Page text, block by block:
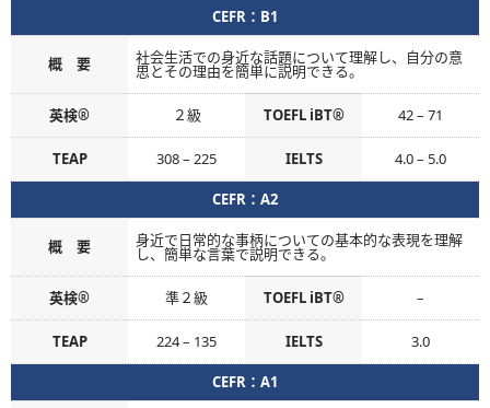
CEFR：B1
概 要 社会生活での身近な話題について理解し、自分の意
思とその理由を簡単に説明できる。
英検® ２級 TOEFL iBT® 42 – 71
TEAP 308 – 225 IELTS 4.0 – 5.0
CEFR：A2
概 要 身近で日常的な事柄についての基本的な表現を理解
し、簡単な言葉で説明できる。
英検® 準２級 TOEFL iBT® –
TEAP 224 – 135 IELTS 3.0
CEFR：A1